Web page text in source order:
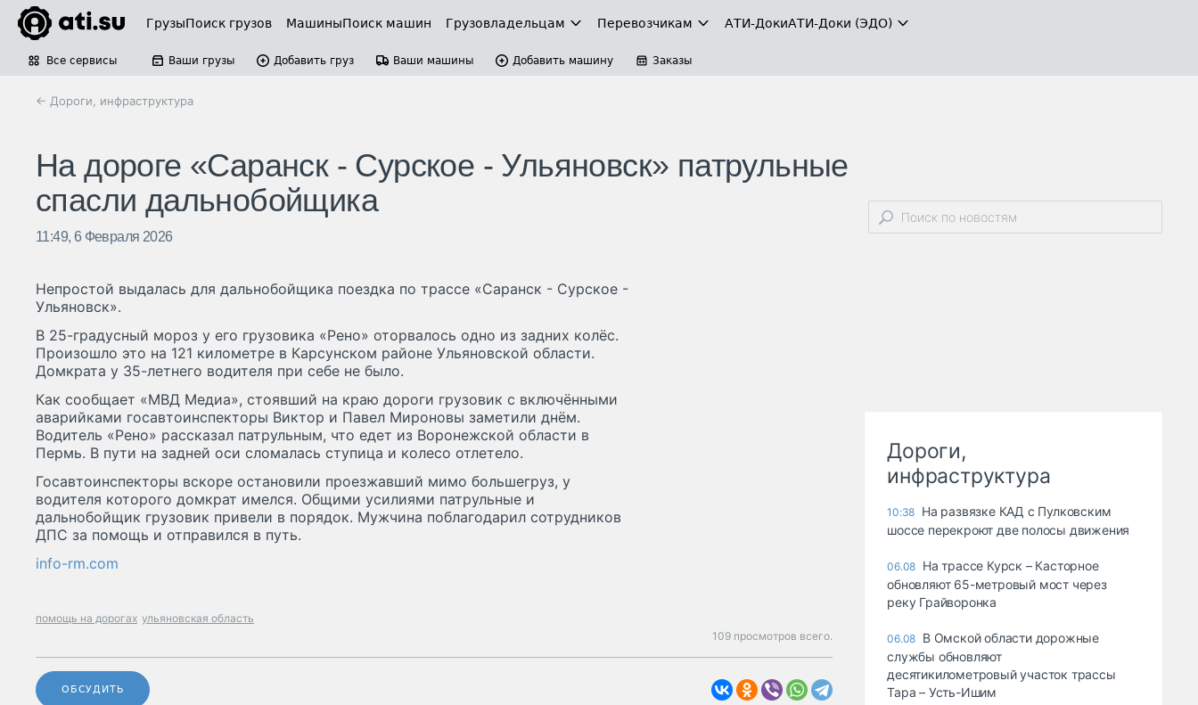
ГрузыПоиск грузов МашиныПоиск машин Грузовладельцам Перевозчикам АТИ-ДокиАТИ-Доки (ЭДО)
Все сервисы Ваши грузы Добавить груз Ваши машины Добавить машину Заказы
← Дороги, инфраструктура
На дороге «Саранск - Сурское - Ульяновск» патрульные
спасли дальнобойщика
11:49, 6 Февраля 2026
Непростой выдалась для дальнобойщика поездка по трассе «Саранск - Сурское -
Ульяновск».
В 25-градусный мороз у его грузовика «Рено» оторвалось одно из задних колёс.
Произошло это на 121 километре в Карсунском районе Ульяновской области.
Домкрата у 35-летнего водителя при себе не было.
Как сообщает «МВД Медиа», стоявший на краю дороги грузовик с включёнными
аварийками госавтоинспекторы Виктор и Павел Мироновы заметили днём.
Водитель «Рено» рассказал патрульным, что едет из Воронежской области в
Пермь. В пути на задней оси сломалась ступица и колесо отлетело.
Госавтоинспекторы вскоре остановили проезжавший мимо большегруз, у
водителя которого домкрат имелся. Общими усилиями патрульные и
дальнобойщик грузовик привели в порядок. Мужчина поблагодарил сотрудников
ДПС за помощь и отправился в путь.
info-rm.com
помощь на дорогах ульяновская область
109 просмотров всего.
ОБСУДИТЬ
Дороги,
инфраструктура
10:38 На развязке КАД с Пулковским
шоссе перекроют две полосы движения
06.08 На трассе Курск – Касторное
обновляют 65-метровый мост через
реку Грайворонка
06.08 В Омской области дорожные
службы обновляют
десятикилометровый участок трассы
Тара – Усть-Ишим